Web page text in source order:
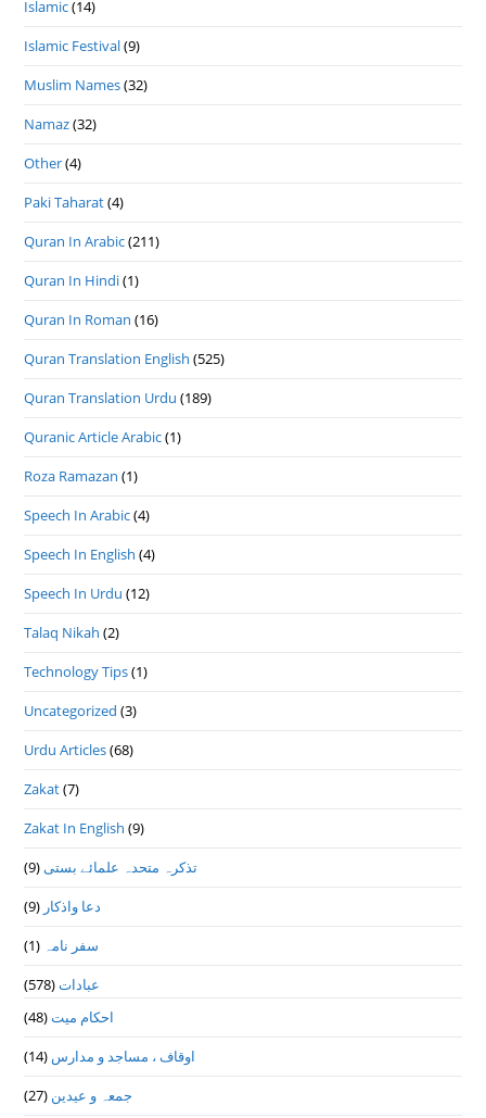
Islamic(14)
Islamic Festival(9)
Muslim Names(32)
Namaz(32)
Other(4)
Paki Taharat(4)
Quran In Arabic(211)
Quran In Hindi(1)
Quran In Roman (16)
Quran Translation English (525)
Quran Translation Urdu (189)
Quranic Article Arabic(1)
Roza Ramazan (1)
Speech In Arabic(4)
Speech In English (4)
Speech In Urdu (12)
Talaq Nikah (2)
Technology Tips(1)
Uncategorized (3)
Urdu Articles(68)
Zakat(7)
Zakat In English (9)
تذكرہ متحدہ علمائے بستى(9)
دعا واذكار (9)
سفر نامہ (1)
عبادات(578)
احکام میت(48)
اوقاف ، مساجد و مدارس (14)
جمعہ و عیدین (27)